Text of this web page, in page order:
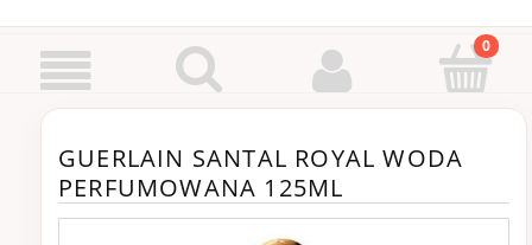
GUERLAIN SANTAL ROYAL WODA
PERFUMOWANA 125ML